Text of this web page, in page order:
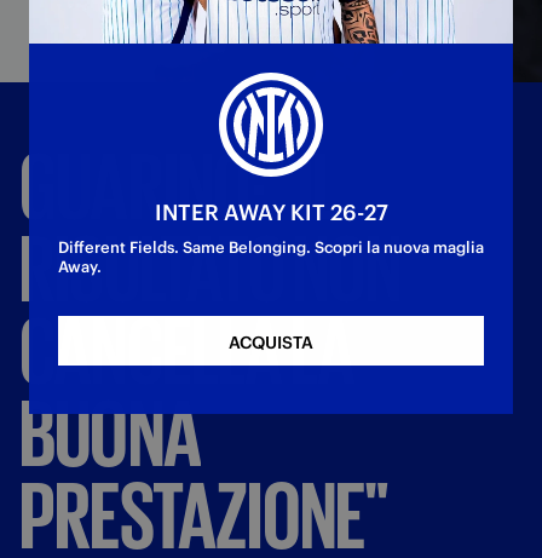
GUARINO:"IL
RISULTATONON
CANCELLALA
BUONA
PRESTAZIONE"
INTER AWAY KIT 26-27
Different Fields. Same Belonging. Scopri la nuova maglia
Away.
ACQUISTA